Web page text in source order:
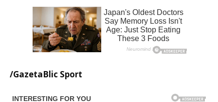
/GazetaBlic Sport